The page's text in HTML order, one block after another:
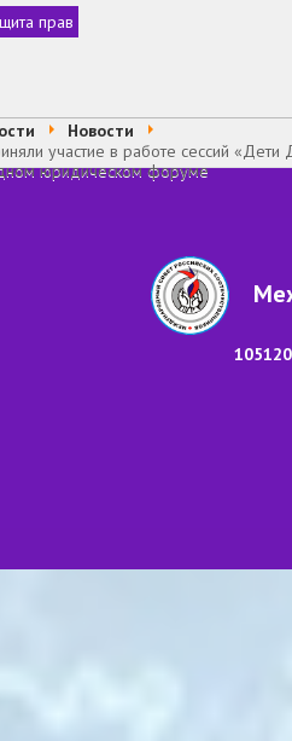
прав
Новости
участие в работе сессий
юридическом форуме